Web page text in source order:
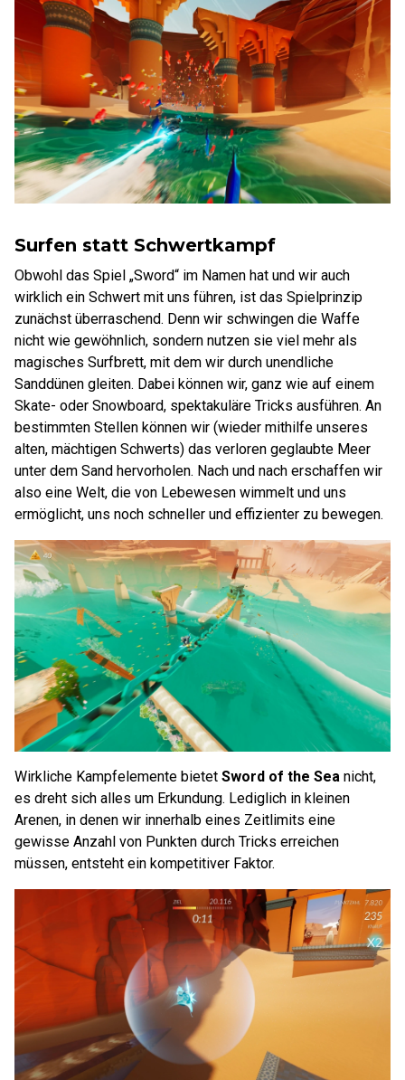
Surfen statt Schwertkampf
Obwohl das Spiel „Sword“ im Namen hat und wir auch
wirklich ein Schwert mit uns führen, ist das Spielprinzip
zunächst überraschend. Denn wir schwingen die Waffe
nicht wie gewöhnlich, sondern nutzen sie viel mehr als
magisches Surfbrett, mit dem wir durch unendliche
Sanddünen gleiten. Dabei können wir, ganz wie auf einem
Skate- oder Snowboard, spektakuläre Tricks ausführen. An
bestimmten Stellen können wir (wieder mithilfe unseres
alten, mächtigen Schwerts) das verloren geglaubte Meer
unter dem Sand hervorholen. Nach und nach erschaffen wir
also eine Welt, die von Lebewesen wimmelt und uns
ermöglicht, uns noch schneller und effizienter zu bewegen.
Wirkliche Kampfelemente bietet Sword of the Sea nicht,
es dreht sich alles um Erkundung. Lediglich in kleinen
Arenen, in denen wir innerhalb eines Zeitlimits eine
gewisse Anzahl von Punkten durch Tricks erreichen
müssen, entsteht ein kompetitiver Faktor.